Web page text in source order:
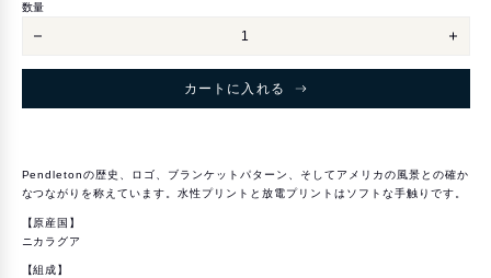
ズ
数量
ロ
キ
ウ
フ
ッ
ク
シ
ロ
キ
ウ
グ
ラ
フ
カートに入れる
Pendletonの歴史、ロゴ、ブランケットパターン、そしてアメリカの風景との確か
なつながりを称えています。水性プリントと放電プリントはソフトな手触りです。
【原産国】
ニカラグア
【組成】